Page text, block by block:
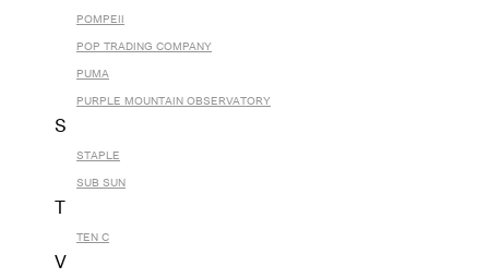
POMPEII
POP TRADING COMPANY
PUMA
PURPLE MOUNTAIN OBSERVATORY
S
STAPLE
SUB SUN
TEN C
V